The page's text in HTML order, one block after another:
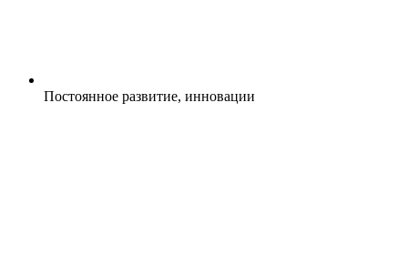
Постоянное развитие, инновации